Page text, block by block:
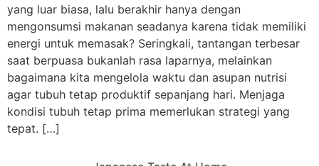
yang luar biasa, lalu berakhir hanya dengan
mengonsumsi makanan seadanya karena tidak memiliki
energi untuk memasak? Seringkali, tantangan terbesar
saat berpuasa bukanlah rasa laparnya, melainkan
bagaimana kita mengelola waktu dan asupan nutrisi
agar tubuh tetap produktif sepanjang hari. Menjaga
kondisi tubuh tetap prima memerlukan strategi yang
tepat. […]